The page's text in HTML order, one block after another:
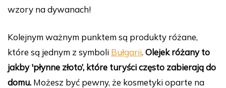
wzory na dywanach!
Kolejnym ważnym punktem są produkty różane,
które są jednym z symboli Bułgarii. Olejek różany to
jakby 'płynne złoto’, które turyści często zabierają do
domu. Możesz być pewny, że kosmetyki oparte na